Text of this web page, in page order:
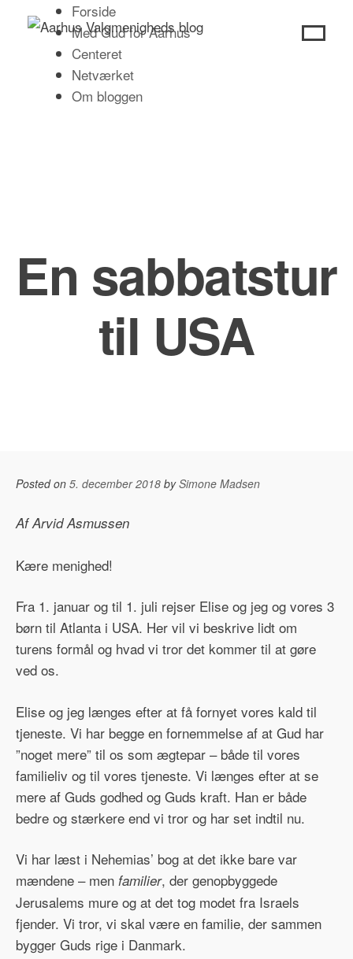
Forside
Med Gud for Aarhus
Centeret
Netværket
Om bloggen
En sabbatstur
til USA
Posted on 5. december 2018 bySimone Madsen
Af Arvid Asmussen
Kære menighed!
Fra 1. januar og til 1. juli rejser Elise og jeg og vores 3
børn til Atlanta i USA. Her vil vi beskrive lidt om
turens formål og hvad vi tror det kommer til at gøre
ved os.
Elise og jeg længes efter at få fornyet vores kald til
tjeneste. Vi har begge en fornemmelse af at Gud har
”noget mere” til os som ægtepar – både til vores
familieliv og til vores tjeneste. Vi længes efter at se
mere af Guds godhed og Guds kraft. Han er både
bedre og stærkere end vi tror og har set indtil nu.
Vi har læst i Nehemias’ bog at det ikke bare var
mændene – men familier, der genopbyggede
Jerusalems mure og at det tog modet fra Israels
fjender. Vi tror, vi skal være en familie, der sammen
bygger Guds rige i Danmark.